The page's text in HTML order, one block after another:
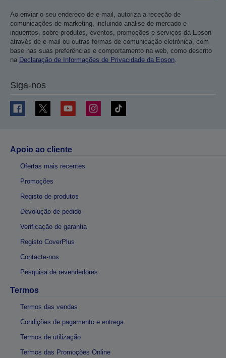
Ao enviar o seu endereço de e-mail, autoriza a receção de
comunicações de marketing, incluindo análise de mercado e
inquéritos, sobre produtos, eventos, promoções e serviços da Epson
através de e-mail ou outras formas de comunicação eletrónica, com
base nas suas preferências e comportamento na web, como descrito
na Declaração de Informações de Privacidade da Epson
Siga-nos
Apoio ao cliente
Ofertas mais recentes
Promoções
Registo de produtos
Devolução de pedido
Verificação de garantia
Registo CoverPlus
Contacte-nos
Pesquisa de revendedores
Termos
Termos das vendas
Condições de pagamento e entrega
Termos de utilização
Termos das Promoções Online